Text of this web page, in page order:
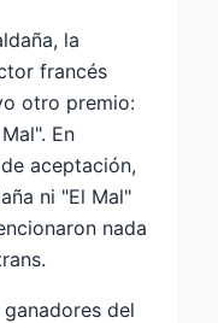
la
francés
otro premio:
En
aceptación,
ni "El Mal"
nada
del